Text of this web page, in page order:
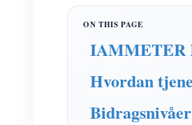
IAMMETER
Hvordan